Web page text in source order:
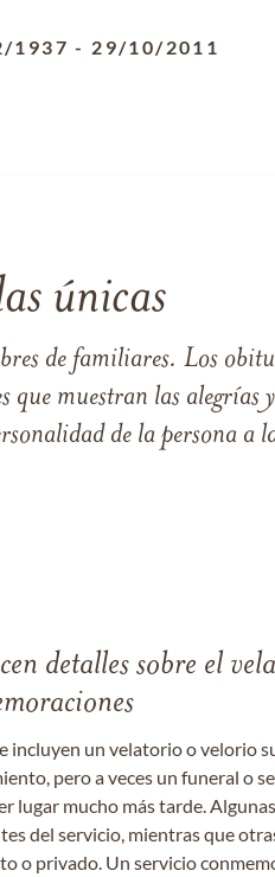
1937 - 29/10/2011
únicas
de familiares. Los
que muestran las alegrías
de la persona a
detalles sobre el
incluyen un velatorio o velorio
pero a veces un funeral o
lugar mucho más tarde.
del servicio, mientras que
o privado. Un servicio